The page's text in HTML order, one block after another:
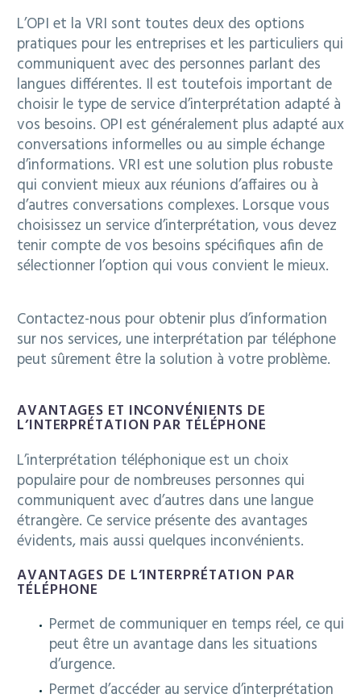
L’OPI et la VRI sont toutes deux des options
pratiques pour les entreprises et les particuliers qui
communiquent avec des personnes parlant des
langues différentes. Il est toutefois important de
choisir le type de service d’interprétation adapté à
vos besoins. OPI est généralement plus adapté aux
conversations informelles ou au simple échange
d’informations. VRI est une solution plus robuste
qui convient mieux aux réunions d’affaires ou à
d’autres conversations complexes. Lorsque vous
choisissez un service d’interprétation, vous devez
tenir compte de vos besoins spécifiques afin de
sélectionner l’option qui vous convient le mieux.
Contactez-nous pour obtenir plus d’information
sur nos services, une interprétation par téléphone
peut sûrement être la solution à votre problème.
AVANTAGES ET INCONVÉNIENTS DE
L’INTERPRÉTATION PAR TÉLÉPHONE
L’interprétation téléphonique est un choix
populaire pour de nombreuses personnes qui
communiquent avec d’autres dans une langue
étrangère. Ce service présente des avantages
évidents, mais aussi quelques inconvénients.
AVANTAGES DE L’INTERPRÉTATION PAR
TÉLÉPHONE
Permet de communiquer en temps réel, ce qui
peut être un avantage dans les situations
d’urgence.
Permet d’accéder au service d’interprétation